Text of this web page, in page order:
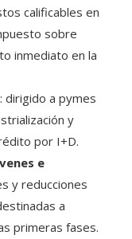
calificables en
sobre
inmediato en la
: dirigido a pymes
y
por I+D.
e
y reducciones
a
primeras fases.